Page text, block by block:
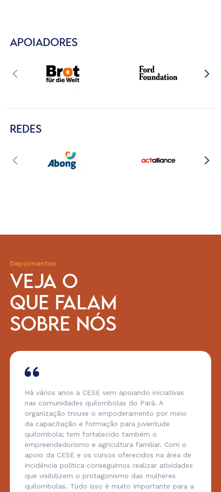
APOIADORES
REDES
Depoimentos
VEJA O
QUE FALAM
SOBRE NÓS
Há vários anos a CESE vem apoiando iniciativas
nas comunidades quilombolas do Pará. A
organização trouxe o empoderamento por meio
da capacitação e formação para juventude
quilombola; tem fortalecido também o
empreendedorismo e agricultura familiar. Com o
apoio da CESE e os cursos oferecidos na área de
incidência política conseguimos realizar atividades
que visibilizem o protagonismo das mulheres
quilombolas. Tudo isso é muito importante para a